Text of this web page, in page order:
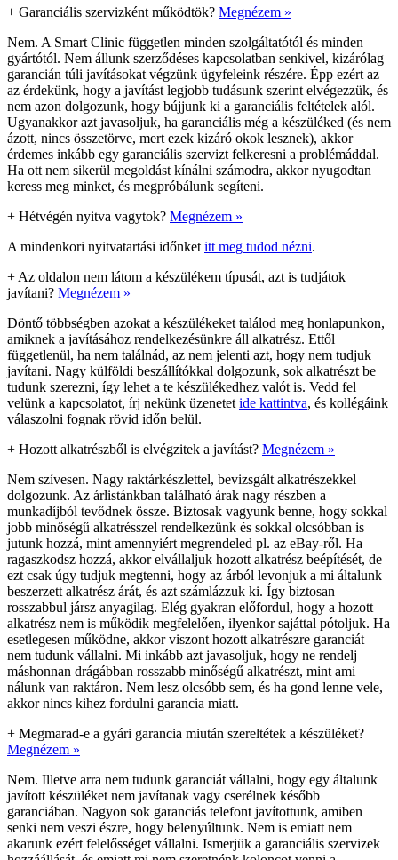
+ Garanciális szervizként működtök? Megnézem »
Nem. A Smart Clinic független minden szolgáltatótól és minden
gyártótól. Nem állunk szerződéses kapcsolatban senkivel, kizárólag
garancián túli javításokat végzünk ügyfeleink részére. Épp ezért az
az érdekünk, hogy a javítást legjobb tudásunk szerint elvégezzük, és
nem azon dolgozunk, hogy bújjunk ki a garanciális feltételek alól.
Ugyanakkor azt javasoljuk, ha garanciális még a készüléked (és nem
ázott, nincs összetörve, mert ezek kizáró okok lesznek), akkor
érdemes inkább egy garanciális szervizt felkeresni a problémáddal.
Ha ott nem sikerül megoldást kínálni számodra, akkor nyugodtan
keress meg minket, és megpróbálunk segíteni.
+ Hétvégén nyitva vagytok? Megnézem »
A mindenkori nyitvatartási időnket itt meg tudod nézni.
+ Az oldalon nem látom a készülékem típusát, azt is tudjátok
javítani? Megnézem »
Döntő többségben azokat a készülékeket találod meg honlapunkon,
amiknek a javításához rendelkezésünkre áll alkatrész. Ettől
függetlenül, ha nem találnád, az nem jelenti azt, hogy nem tudjuk
javítani. Nagy külföldi beszállítókkal dolgozunk, sok alkatrészt be
tudunk szerezni, így lehet a te készülékedhez valót is. Vedd fel
velünk a kapcsolatot, írj nekünk üzenetet ide kattintva, és kollégáink
válaszolni fognak rövid időn belül.
+ Hozott alkatrészből is elvégzitek a javítást? Megnézem »
Nem szívesen. Nagy raktárkészlettel, bevizsgált alkatrészekkel
dolgozunk. Az árlistánkban található árak nagy részben a
munkadíjból tevődnek össze. Biztosak vagyunk benne, hogy sokkal
jobb minőségű alkatrésszel rendelkezünk és sokkal olcsóbban is
jutunk hozzá, mint amennyiért megrendeled pl. az eBay-ről. Ha
ragaszkodsz hozzá, akkor elvállaljuk hozott alkatrész beépítését, de
ezt csak úgy tudjuk megtenni, hogy az árból levonjuk a mi általunk
beszerzett alkatrész árát, és azt számlázzuk ki. Így biztosan
rosszabbul jársz anyagilag. Elég gyakran előfordul, hogy a hozott
alkatrész nem is működik megfelelően, ilyenkor sajáttal pótoljuk. Ha
esetlegesen működne, akkor viszont hozott alkatrészre garanciát
nem tudunk vállalni. Mi inkább azt javasoljuk, hogy ne rendelj
máshonnan drágábban rosszabb minőségű alkatrészt, mint ami
nálunk van raktáron. Nem lesz olcsóbb sem, és ha gond lenne vele,
akkor nincs kihez fordulni garancia miatt.
+ Megmarad-e a gyári garancia miután szereltétek a készüléket?
Megnézem »
Nem. Illetve arra nem tudunk garanciát vállalni, hogy egy általunk
javított készüléket nem javítanak vagy cserélnek később
garanciában. Nagyon sok garanciás telefont javítottunk, amiben
senki nem veszi észre, hogy belenyúltunk. Nem is emiatt nem
akarunk ezért felelősséget vállalni. Ismerjük a garanciális szervizek